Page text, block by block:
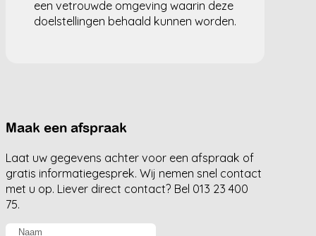
een vetrouwde omgeving waarin deze
doelstellingen behaald kunnen worden.
Maak een afspraak
Laat uw gegevens achter voor een afspraak of
gratis informatiegesprek. Wij nemen snel contact
met u op. Liever direct contact? Bel 013 23 400
75.